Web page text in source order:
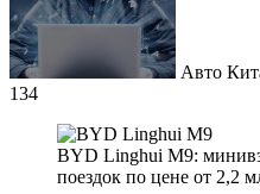
Авто
134
BYD Linghui M9:
поездок по цене от 2,2